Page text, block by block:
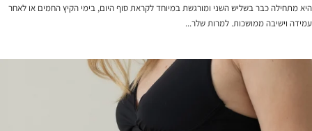
היא מתחילה כבר בשליש השני ומורגשת במיוחד לקראת סוף היום, בימי הקיץ החמים או לאחר
עמידה וישיבה ממושכות. למרות שלר...